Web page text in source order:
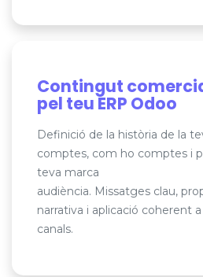
Contingut
pel teu ERP Odoo
Definició de la història de la
comptes, com ho comptes i
teva marca
audiència. Missatges clau,
narrativa i aplicació coherent
canals.